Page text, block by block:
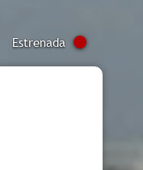
Estrenada